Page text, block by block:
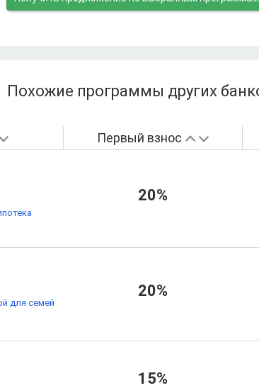
Похожие программы других
Первый взнос
20%
для семей
20%
15%